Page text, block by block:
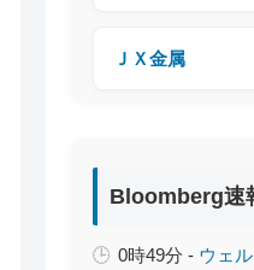
ＪＸ金属
Bloomberg速
0時49分 - ウェ